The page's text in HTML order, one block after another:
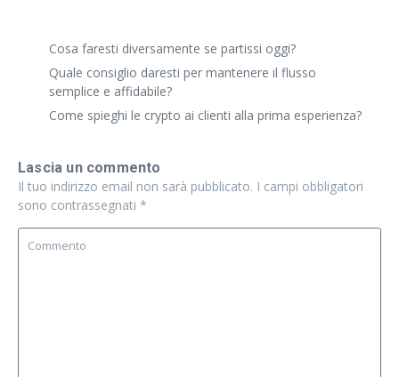
Cosa faresti diversamente se partissi oggi?
Quale consiglio daresti per mantenere il flusso
semplice e affidabile?
Come spieghi le crypto ai clienti alla prima esperienza?
Lascia un commento
Il tuo indirizzo email non sarà pubblicato. I campi obbligatori
sono contrassegnati *